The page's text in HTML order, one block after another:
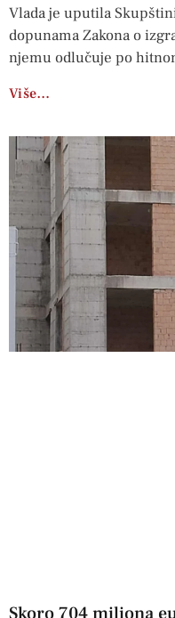
Vlada je uputila
dopunama Zakona o
njemu odlučuje po
Više…